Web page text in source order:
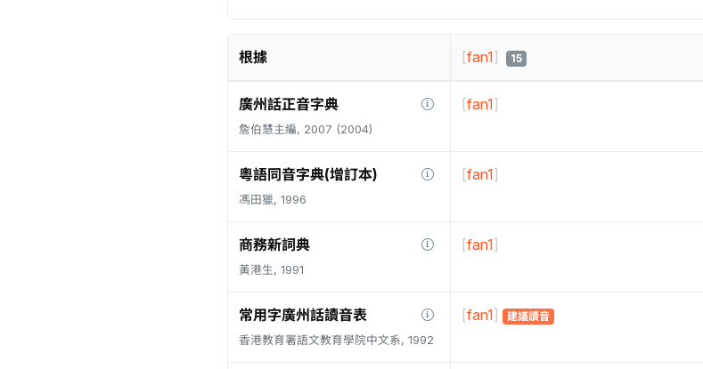
根據 [fan1] 15
廣州話正音字典
詹伯慧主編, 2007 (2004)
[fan1]
粵語同音字典(增訂本)
馮田獵, 1996
[fan1]
商務新詞典
黃港生, 1991
[fan1]
常用字廣州話讀音表
香港教育署語文教育學院中文系, 1992
[fan1] 建議讀音